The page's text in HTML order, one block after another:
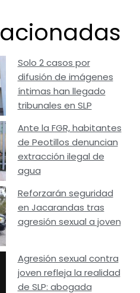
Solo 2 casos por
difusión de imágenes
íntimas han llegado
tribunales en SLP
Ante la FGR, habitantes
de Peotillos denuncian
extracción ilegal de
agua
Reforzarán seguridad
en Jacarandas tras
agresión sexual a joven
Agresión sexual contra
joven refleja la realidad
de SLP: abogada